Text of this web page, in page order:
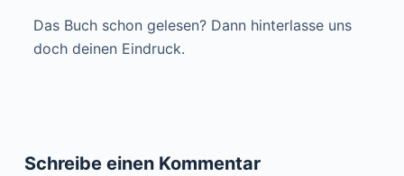
Das Buch schon gelesen? Dann hinterlasse uns
doch deinen Eindruck.
Schreibe einen Kommentar